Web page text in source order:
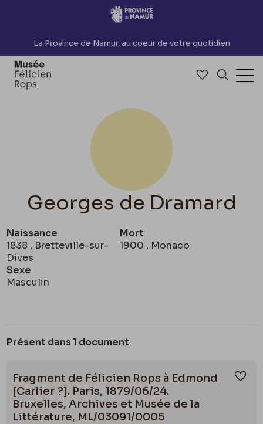
Accèder directement au contenu
La Province de Namur, au coeur de votre quotidien
Accéder à
Georges de Dramard
Naissance
1838 , Bretteville-sur-
Dives
Mort
1900 , Monaco
Sexe
Masculin
Présent dans 1 document
Fragment de Félicien Rops à Edmond
[Carlier ?]. Paris, 1879/06/24.
Bruxelles, Archives et Musée de la
Littérature, ML/03091/0005